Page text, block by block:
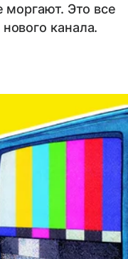
моргают. Это все
канала.